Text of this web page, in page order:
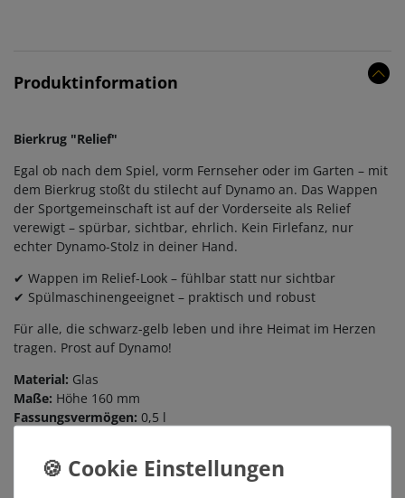
Produktinformation
Bierkrug "Relief"
Egal ob nach dem Spiel, vorm Fernseher oder im Garten – mit
dem Bierkrug stoßt du stilecht auf Dynamo an. Das Wappen
der Sportgemeinschaft ist auf der Vorderseite als Relief
verewigt – spürbar, sichtbar, ehrlich. Kein Firlefanz, nur
echter Dynamo-Stolz in deiner Hand.
✔ Wappen im Relief-Look – fühlbar statt nur sichtbar
✔ Spülmaschinengeeignet – praktisch und robust
Für alle, die schwarz-gelb leben und ihre Heimat im Herzen
tragen. Prost auf Dynamo!
Material: Glas
Maße: Höhe 160 mm
Fassungsvermögen: 0,5 l
Lieferumfang:
1x Bierkrug